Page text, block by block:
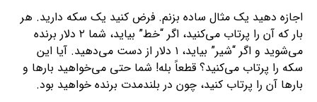
اجازه دهید یک مثال ساده بزنم. فرض کنید یک سکه دارید. هر
بار که آن را پرتاب می‌کنید، اگر “خط” بیاید، شما ۲ دلار برنده
می‌شوید و اگر “شیر” بیاید، ۱ دلار از دست می‌دهید. آیا این
سکه را پرتاب می‌کنید؟ قطعاً بله! شما حتی می‌خواهید بارها و
بارها آن را پرتاب کنید، چون در بلندمدت برنده خواهید بود.